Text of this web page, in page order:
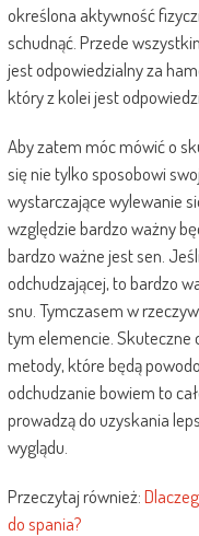
określona aktywność
schudnąć. Przede
jest odpowiedzialny za
który z kolei jest
Aby zatem móc mówić o
się nie tylko sposobowi
wystarczające wylewanie
względzie bardzo ważny
bardzo ważne jest sen.
odchudzającej, to bardzo
snu. Tymczasem w
tym elemencie. Skuteczne
metody, które będą
odchudzanie bowiem to
prowadzą do uzyskania
wyglądu.
Przeczytaj również:
do spania?